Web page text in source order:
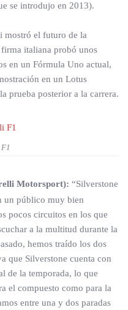
se introdujo en 2013).
mostró el futuro de la
italiana probó unos
en un Fórmula Uno actual,
en un Lotus
prueba posterior a la carrera.
Motorsport): “Silverstone
un público muy bien
pocos circuitos en los que
a la multitud durante la
hemos traído los dos
que Silverstone cuenta con
de la temporada, lo que
el compuesto como para la
entre una y dos paradas